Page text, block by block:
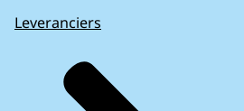
Leveranciers